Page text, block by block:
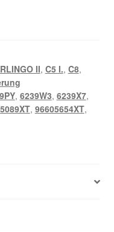
II, C5 I., C8,
, 6239W3, 6239X7,
, 96605654XT,